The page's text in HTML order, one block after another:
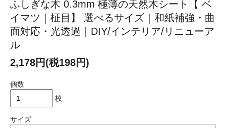
ふしぎな木 0.3mm 極薄の天然木シート【 ベ
イマツ｜柾目】 選べるサイズ｜和紙補強・曲
面対応・光透過｜DIY/インテリア/リニューア
ル
2,178円(税198円)
個数
枚
サイズ